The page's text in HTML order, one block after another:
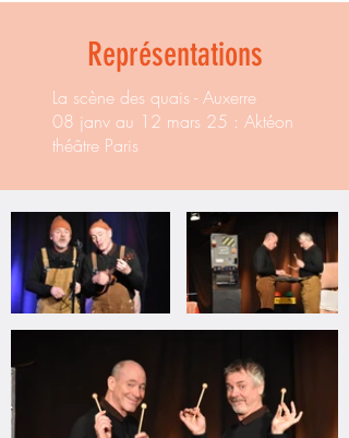
Représentations
La scène des quais - Auxerre
08 janv au 12 mars 25 : Aktéon
théâtre Paris